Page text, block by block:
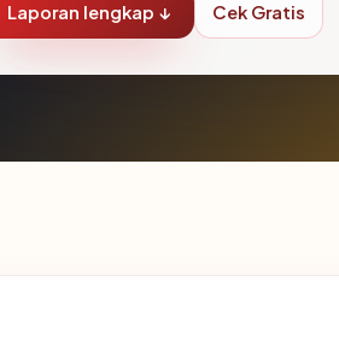
Laporan lengkap ↓ Cek Gratis